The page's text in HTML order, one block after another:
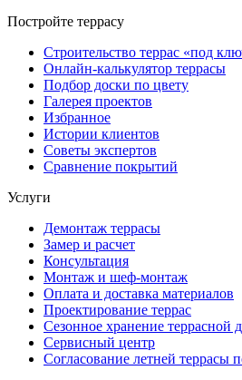
Постройте террасу
Строительство террас «под
Онлайн-калькулятор террасы
Подбор доски по цвету
Галерея проектов
Избранное
Истории клиентов
Советы экспертов
Сравнение покрытий
Услуги
Демонтаж террасы
Замер и расчет
Консультация
Монтаж и шеф-монтаж
Оплата и доставка материалов
Проектирование террас
Сезонное хранение террасной
Сервисный центр
Согласование летней